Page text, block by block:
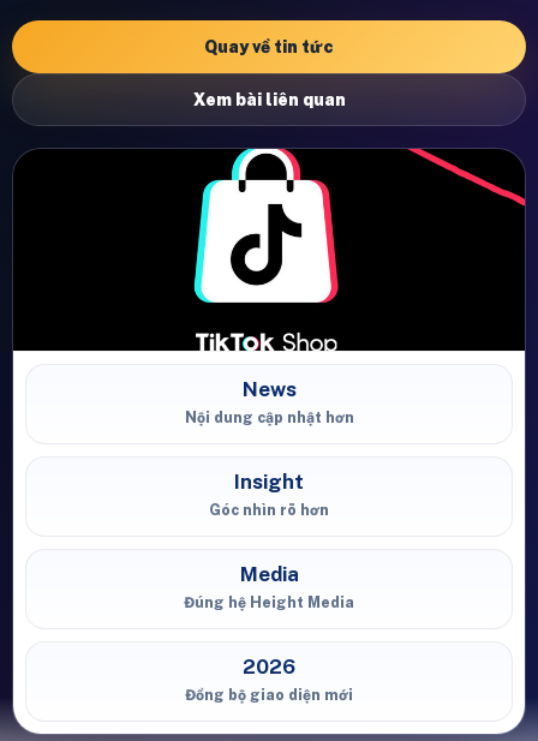
Quay về tin tức
Xem bài liên quan
News
Nội dung cập nhật hơn
Insight
Góc nhìn rõ hơn
Media
Đúng hệ Height Media
2026
Đồng bộ giao diện mới